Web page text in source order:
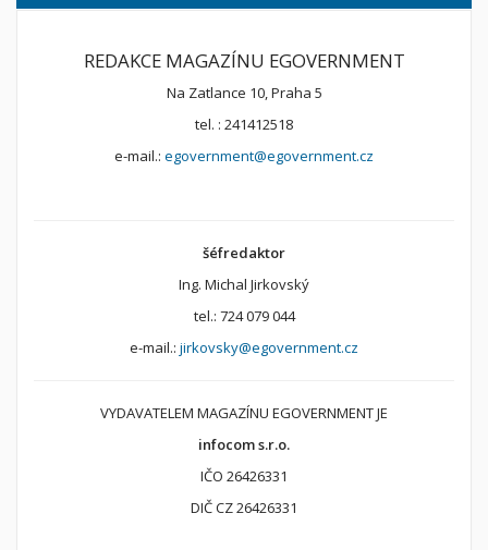
REDAKCE MAGAZÍNU EGOVERNMENT
Na Zatlance 10, Praha 5
tel. : 241412518
e-mail.: egovernment@egovernment.cz
šéfredaktor
Ing. Michal Jirkovský
tel.: 724 079 044
e-mail.: jirkovsky@egovernment.cz
VYDAVATELEM MAGAZÍNU EGOVERNMENT JE
infocom s.r.o.
IČO 26426331
DIČ CZ 26426331